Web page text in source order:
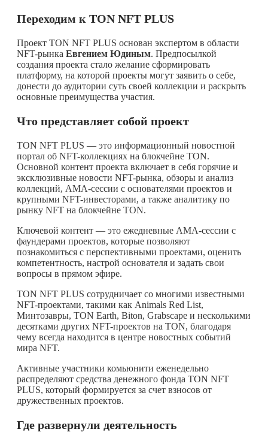
Переходим к TON NFT PLUS
Проект TON NFT PLUS основан экспертом в области
NFT-рынка Евгением Юдиным. Предпосылкой
создания проекта стало желание сформировать
платформу, на которой проекты могут заявить о себе,
донести до аудитории суть своей коллекции и раскрыть
основные преимущества участия.
Что представляет собой проект
TON NFT PLUS — это информационный новостной
портал об NFT-коллекциях на блокчейне TON.
Основной контент проекта включает в себя горячие и
эксклюзивные новости NFT-рынка, обзоры и анализ
коллекций, AMA-сессии с основателями проектов и
крупными NFT-инвесторами, а также аналитику по
рынку NFT на блокчейне TON.
Ключевой контент — это ежедневные AMA-сессии с
фаундерами проектов, которые позволяют
познакомиться с перспективными проектами, оценить
компетентность, настрой основателя и задать свои
вопросы в прямом эфире.
TON NFT PLUS сотрудничает со многими известными
NFT-проектами, такими как Animals Red List,
Минтозавры, TON Earth, Biton, Grabscape и несколькими
десятками других NFT-проектов на TON, благодаря
чему всегда находится в центре новостных событий
мира NFT.
Активные участники комьюнити еженедельно
распределяют средства денежного фонда TON NFT
PLUS, который формируется за счет взносов от
дружественных проектов.
Где развернули деятельность